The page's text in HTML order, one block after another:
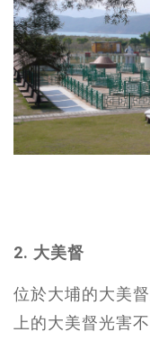
2. 大美督
位於大埔的大美
上的大美督光害